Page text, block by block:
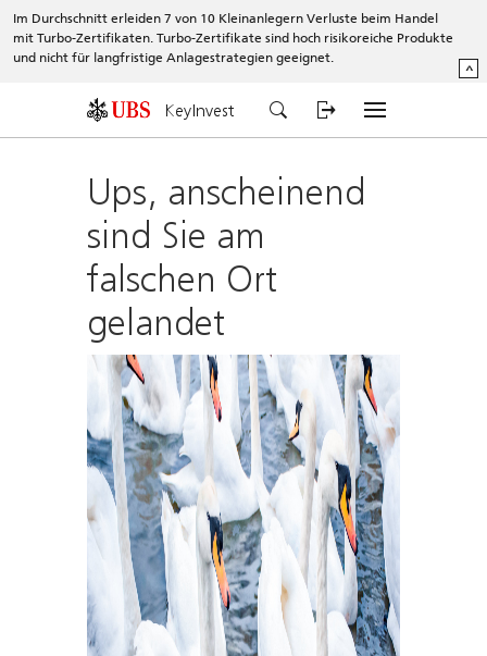
Im Durchschnitt erleiden 7 von 10 Kleinanlegern Verluste beim Handel
mit Turbo-Zertifikaten. Turbo-Zertifikate sind hoch risikoreiche Produkte
und nicht für langfristige Anlagestrategien geeignet.
^
KeyInvest
Ups, anscheinend
sind Sie am
falschen Ort
gelandet